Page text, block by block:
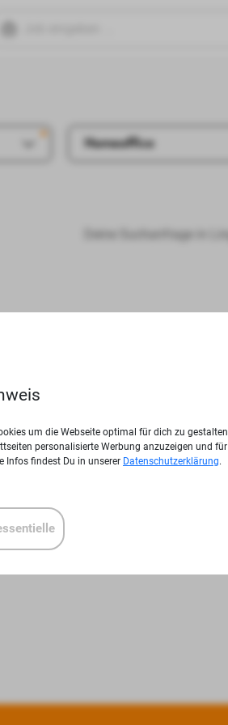
Homeoffice
Deine Suchanfrage in
um die Webseite optimal für dich zu
personalisierte Werbung anzuzeigen und
Infos findest Du in unserer Datenschutzerklärung.